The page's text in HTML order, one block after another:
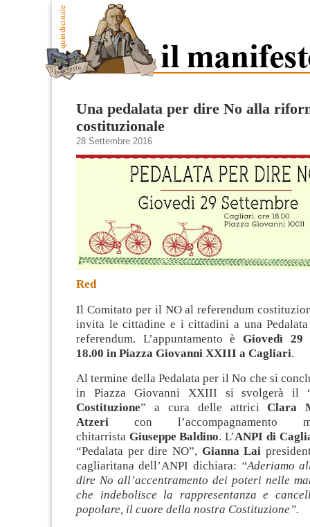
Una pedalata per dire No alla
costituzionale
28 Settembre 2016
Red
Il Comitato per il NO al referendum
invita le cittadine e i cittadini a una
referendum. L’appuntamento è Giovedì 29
18.00 in Piazza Giovanni XXIII a Cagliari.
Al termine della Pedalata per il No che si
in Piazza Giovanni XXIII si svolgerà il
Costituzione” a cura delle attriciClara
Atzeri con l’accompagnamento
chitarrista Giuseppe Baldino. L’ANPI di
“Pedalata per dire NO”, Gianna Lai
cagliaritana dell’ANPI dichiara: “Aderiamo
dire No all’accentramento dei poteri nelle
che indebolisce la rappresentanza e
popolare, il cuore della nostra Costituzione”.